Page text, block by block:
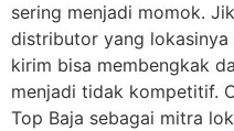
sering menjadi momok.
distributor yang
kirim bisa membengkak
menjadi tidak kompetitif.
Top Baja sebagai mitra